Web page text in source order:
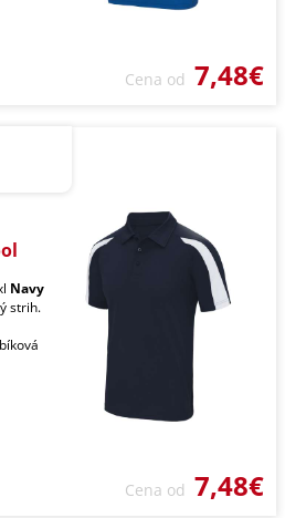
Cena od 7,48€
Navy
strih.
Cena od 7,48€